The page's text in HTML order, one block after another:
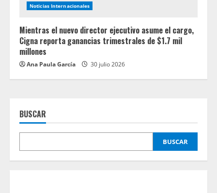
Noticias Internacionales
Mientras el nuevo director ejecutivo asume el cargo,
Cigna reporta ganancias trimestrales de $1.7 mil
millones
Ana Paula García 30 julio 2026
BUSCAR
BUSCAR